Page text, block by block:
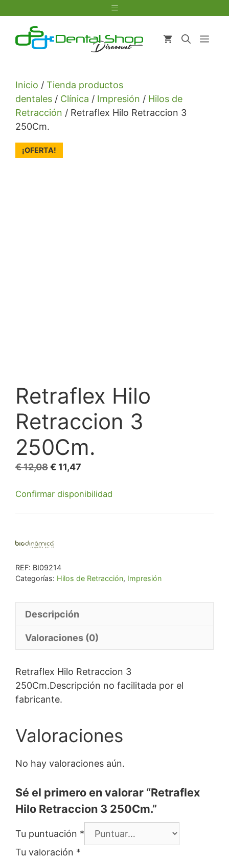
contenido
Menú
Inicio / Tienda productos
dentales / Clínica / Impresión / Hilos de
Retracción / Retraflex Hilo Retraccion 3
250Cm.
¡OFERTA!
Retraflex Hilo
Retraccion 3
250Cm.
€12,08El
original
€ 11,47
actual
Confirmar disponibilidad
REF: BI09214
Categorías: Hilos de Retracción, Impresión
Descripción
Valoraciones (0)
Retraflex Hilo Retraccion 3
250Cm.Descripción no facilitada por el
fabricante.
Valoraciones
No hay valoraciones aún.
Sé el primero en valorar “Retraflex
Hilo Retraccion 3 250Cm.”
Tu puntuación *
Tu valoración *